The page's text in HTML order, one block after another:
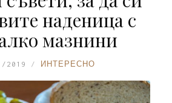
наденица с
мазнини
2019 ИНТЕРЕСНО